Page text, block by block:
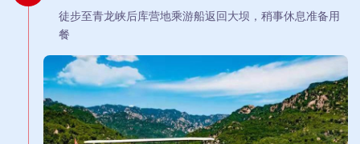
徒步至青龙峡后库营地乘游船返回大坝，稍事休息准备用
餐